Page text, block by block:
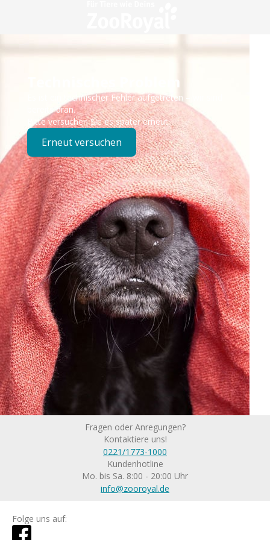
Technisches Problem
Es ist ein technischer Fehler aufgetreten – wir sind
bereits dran.
Bitte versuchen Sie es später erneut.
Erneut versuchen
Fragen oder Anregungen?
Kontaktiere uns!
0221/1773-1000
Kundenhotline
Mo. bis Sa. 8:00 - 20:00 Uhr
info@zooroyal.de
Folge uns auf: